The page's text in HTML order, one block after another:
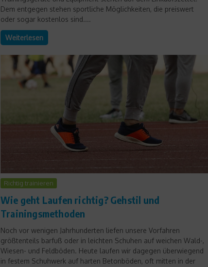
Dem entgegen stehen sportliche Möglichkeiten, die preiswert
oder sogar kostenlos sind....
Weiterlesen
Richtig trainieren
Wie geht Laufen richtig? Gehstil und
Trainingsmethoden
Noch vor wenigen Jahrhunderten liefen unsere Vorfahren
größtenteils barfuß oder in leichten Schuhen auf weichen Wald-,
Wiesen- und Feldböden. Heute laufen wir dagegen überwiegend
in festem Schuhwerk auf harten Betonböden, oft mitten in der
Reise & Freizeit
Mouratoglou Tennis Center
18. Oktober 2021